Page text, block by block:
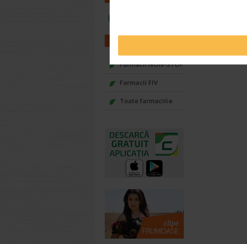
Farmacii NON-STOP
Farmacii FIV
Toate farmaciile